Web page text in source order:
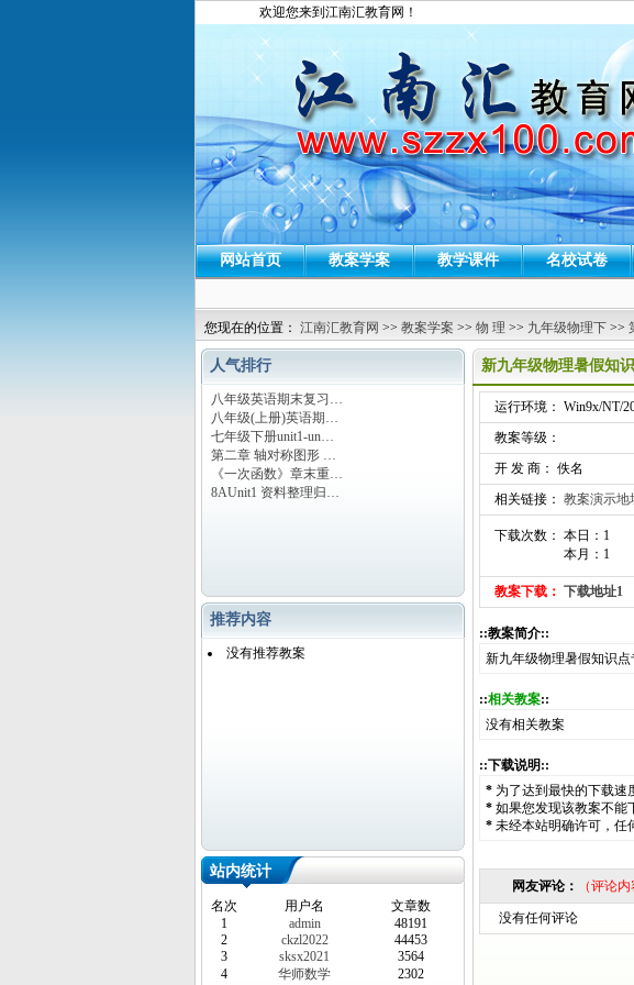
欢迎您来到江南汇教育网！
网站首页 教案学案 教学课件 名校试卷
您现在的位置： 江南汇教育网 >> 教案学案 >> 物 理 >> 九年级物理下 >>
人气排行
八年级英语期末复习…
八年级(上册)英语期…
七年级下册unit1-un…
第二章 轴对称图形 …
《一次函数》章末重…
8AUnit1 资料整理归…
推荐内容
没有推荐教案
站内统计
名次 用户名
文章数
1
admin
48191
2
ckzl2022
44453
3
sksx2021
3564
4
华师数学
2302
新九年级物理暑假知
运行环境： Win9x/NT/
教案等级：
开 发 商： 佚名
相关链接： 教案演示地
下载次数： 本日：1
本月：1
教案下载： 下载地址1
::教案简介::
新九年级物理暑假知识点
::相关教案::
没有相关教案
::下载说明::
* 为了达到最快的下载速
* 如果您发现该教案不能
* 未经本站明确许可，任
网友评论： （评论
没有任何评论